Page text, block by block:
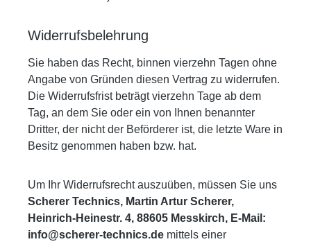
Widerrufsbelehrung
Sie haben das Recht, binnen vierzehn Tagen ohne
Angabe von Gründen diesen Vertrag zu widerrufen.
Die Widerrufsfrist beträgt vierzehn Tage ab dem
Tag, an dem Sie oder ein von Ihnen benannter
Dritter, der nicht der Beförderer ist, die letzte Ware in
Besitz genommen haben bzw. hat.
Um Ihr Widerrufsrecht auszuüben, müssen Sie uns
Scherer Technics, Martin Artur Scherer,
Heinrich-Heinestr. 4, 88605 Messkirch, E-Mail:
info@scherer-technics.de mittels einer